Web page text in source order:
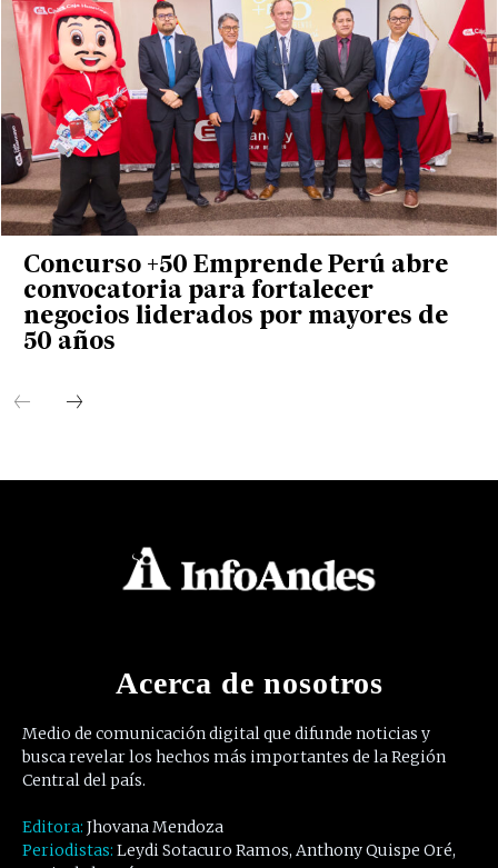
Concurso +50 Emprende Perú abre
convocatoria para fortalecer
negocios liderados por mayores de
50 años
Acerca de nosotros
Medio de comunicación digital que difunde noticias y
busca revelar los hechos más importantes de la Región
Central del país.
Editora: Jhovana Mendoza
Periodistas: Leydi Sotacuro Ramos, Anthony Quispe Oré,